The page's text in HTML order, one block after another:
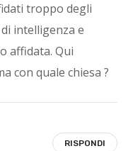
troppo degli
intelligenza e
affidata. Qui
con quale chiesa ?
RISPONDI